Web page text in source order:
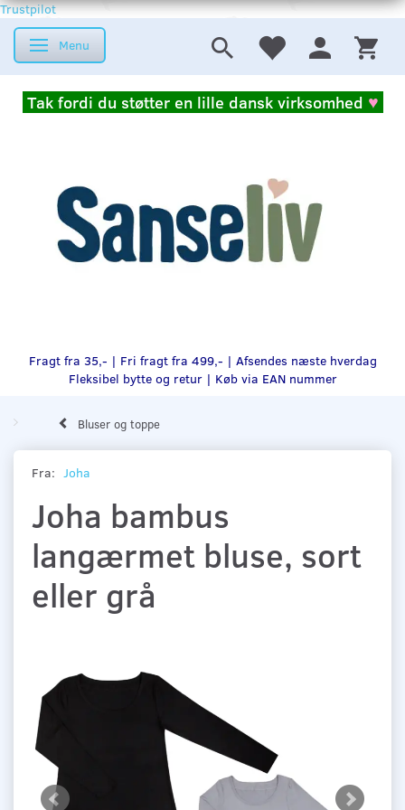
Trustpilot
Skifte navigation
Menu
Tak fordi du støtter en lille dansk virksomhed ♥
Fragt fra 35,- | Fri fragt fra 499,- | Afsendes næste hverdag
Fleksibel bytte og retur | Køb via EAN nummer
Bluser og toppe
Fra: Joha
Joha bambus
langærmet bluse, sort
eller grå